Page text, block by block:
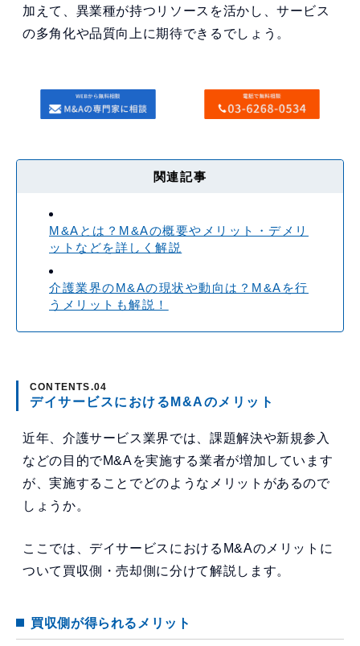
加えて、異業種が持つリソースを活かし、サービス
の多角化や品質向上に期待できるでしょう。
関連記事
M&Aとは？M&Aの概要やメリット・デメリ
ットなどを詳しく解説
介護業界のM&Aの現状や動向は？M&Aを行
うメリットも解説！
デイサービスにおけるM&Aのメリット
近年、介護サービス業界では、課題解決や新規参入
などの目的でM&Aを実施する業者が増加しています
が、実施することでどのようなメリットがあるので
しょうか。
ここでは、デイサービスにおけるM&Aのメリットに
ついて買収側・売却側に分けて解説します。
買収側が得られるメリット